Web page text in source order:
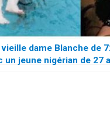
vieille dame Blanche de
un jeune nigérian de 27